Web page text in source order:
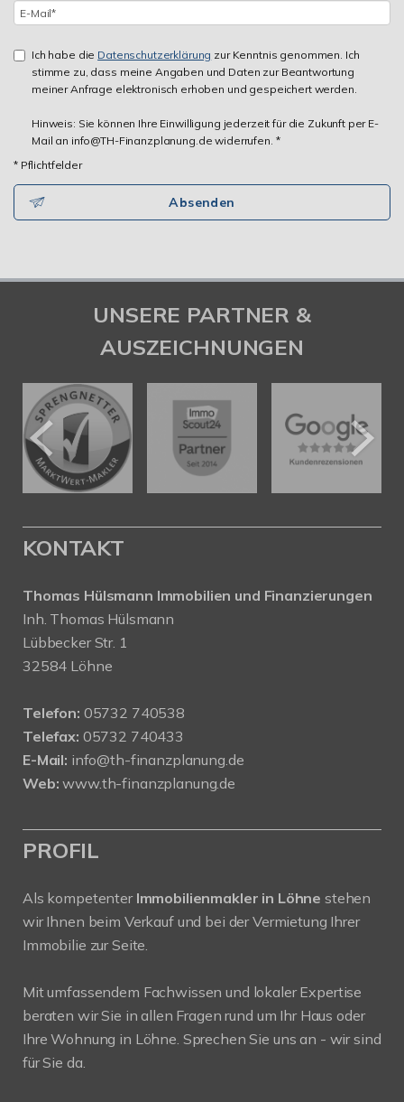
Ich habe die Datenschutzerklärung zur Kenntnis genommen. Ich
stimme zu, dass meine Angaben und Daten zur Beantwortung
meiner Anfrage elektronisch erhoben und gespeichert werden.
Hinweis: Sie können Ihre Einwilligung jederzeit für die Zukunft per E-
Mail an info@TH-Finanzplanung.de widerrufen. *
* Pflichtfelder
Absenden
UNSERE PARTNER &
AUSZEICHNUNGEN
KONTAKT
Thomas Hülsmann Immobilien und Finanzierungen
Inh. Thomas Hülsmann
Lübbecker Str. 1
32584 Löhne
Telefon: 05732 740538
Telefax: 05732 740433
E-Mail: info@th-finanzplanung.de
Web: www.th-finanzplanung.de
PROFIL
Als kompetenter Immobilienmakler in Löhne stehen
wir Ihnen beim Verkauf und bei der Vermietung Ihrer
Immobilie zur Seite.
Mit umfassendem Fachwissen und lokaler Expertise
beraten wir Sie in allen Fragen rund um Ihr Haus oder
Ihre Wohnung in Löhne. Sprechen Sie uns an - wir sind
für Sie da.